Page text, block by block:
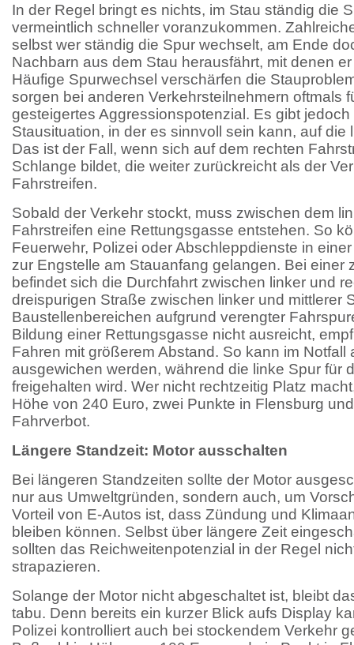
In der Regel bringt es nichts, im Stau ständig die
vermeintlich schneller voranzukommen.
selbst wer ständig die Spur wechselt, am Ende
Nachbarn aus dem Stau herausfährt, mit denen
Häufige Spurwechsel verschärfen die
sorgen bei anderen Verkehrsteilnehmern oftmals
gesteigertes Aggressionspotenzial. Es gibt
Stausituation, in der es sinnvoll sein kann, auf die
Das ist der Fall, wenn sich auf dem rechten
Schlange bildet, die weiter zurückreicht als der
Fahrstreifen.
Sobald der Verkehr stockt, muss zwischen dem
Fahrstreifen eine Rettungsgasse entstehen. So
Feuerwehr, Polizei oder Abschleppdienste in
zur Engstelle am Stauanfang gelangen. Bei einer
befindet sich die Durchfahrt zwischen linker und
dreispurigen Straße zwischen linker und mittlerer
Baustellenbereichen aufgrund verengter
Bildung einer Rettungsgasse nicht ausreicht,
Fahren mit größerem Abstand. So kann im Notfall
ausgewichen werden, während die linke Spur für
freigehalten wird. Wer nicht rechtzeitig Platz
Höhe von 240 Euro, zwei Punkte in Flensburg
Fahrverbot.
Längere Standzeit: Motor ausschalten
Bei längeren Standzeiten sollte der Motor
nur aus Umweltgründen, sondern auch, um
Vorteil von E-Autos ist, dass Zündung und
bleiben können. Selbst über längere Zeit
sollten das Reichweitenpotenzial in der Regel
strapazieren.
Solange der Motor nicht abgeschaltet ist, bleibt
tabu. Denn bereits ein kurzer Blick aufs Display
Polizei kontrolliert auch bei stockendem Verkehr